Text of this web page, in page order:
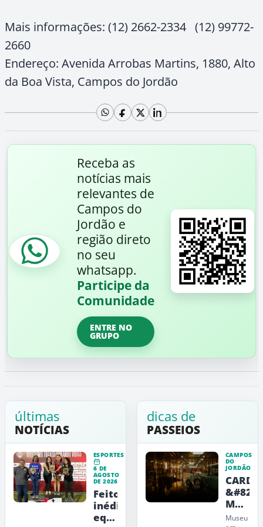
Mais informações: (12) 2662-2334 (12) 99772-
2660
Endereço: Avenida Arrobas Martins, 1880, Alto
da Boa Vista, Campos do Jordão
Receba as
notícias mais
relevantes de
Campos do
Jordão e
região direto
no seu
whatsapp.
Participe da
Comunidade
ENTRE NO
GRUPO
últimas
NOTÍCIAS
ESPORTES
6 DE
AGOSTO
DE 2026
Feito
inédito:
equipe
dicas de
PASSEIOS
CAMPOS
DO
JORDÃO
CARDE
Museu
de
Museu